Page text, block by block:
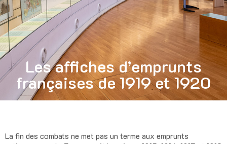
Les affiches d’emprunts
françaises de 1919 et 1920
La fin des combats ne met pas un terme aux emprunts